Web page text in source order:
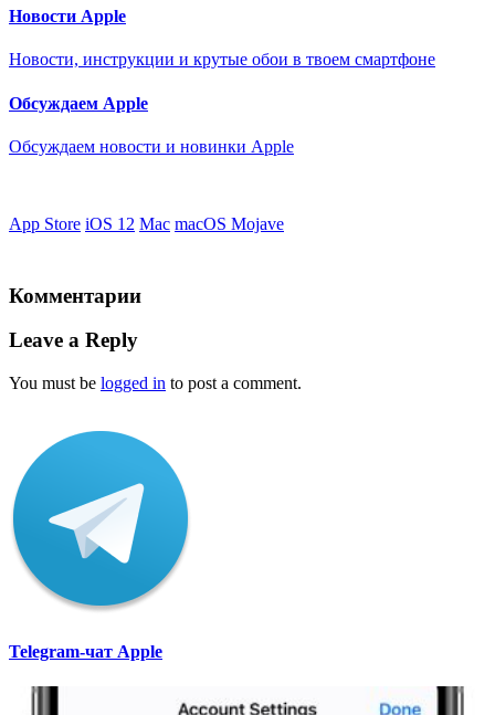
Новости Apple
Новости, инструкции и крутые обои в твоем смартфоне
Обсуждаем Apple
Обсуждаем новости и новинки Apple
App Store iOS 12 Mac macOS Mojave
Комментарии
Leave a Reply
You must be logged in to post a comment.
Telegram-чат Apple